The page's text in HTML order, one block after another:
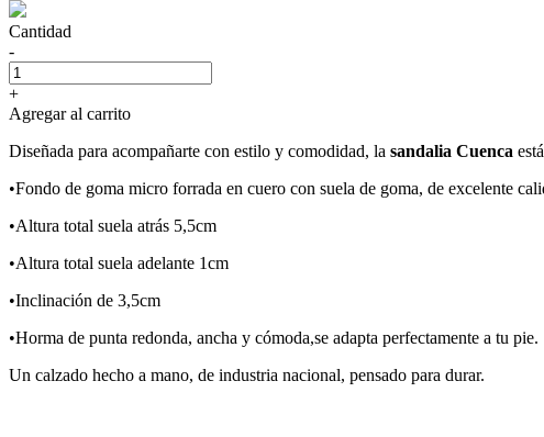
Cantidad
-
+
Agregar al carrito
Diseñada para acompañarte con estilo y comodidad, la sandalia Cuenca
•Fondo de goma micro forrada en cuero con suela de goma, de excelente
•Altura total suela atrás 5,5cm
•Altura total suela adelante 1cm
•Inclinación de 3,5cm
•Horma de punta redonda, ancha y cómoda,se adapta perfectamente a tu pie.
Un calzado hecho a mano, de industria nacional, pensado para durar.